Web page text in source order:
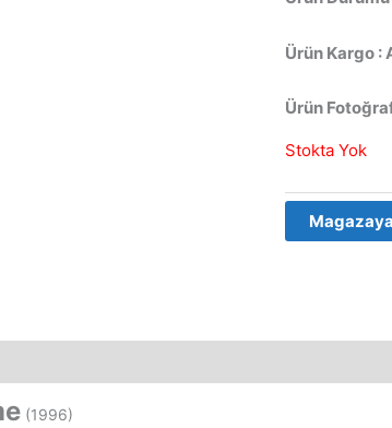
Ürün Kargo :
Ürün
Stokta Yok
(1996)